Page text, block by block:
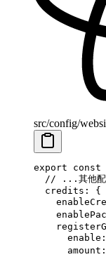
src/config/
export const
// ...其他
  credits: {